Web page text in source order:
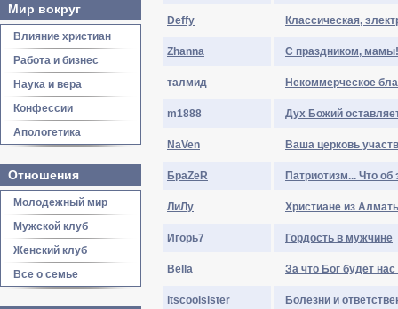
Мир вокруг
Влияние христиан
Работа и бизнес
Наука и вера
Конфессии
Апологетика
Отношения
Молодежный мир
Мужской клуб
Женский клуб
Все о семье
Deffy Классическая,
Zhanna С праздником, мамы!
талмид Некоммерческое
m1888 Дух Божий
NaVen Ваша церковь
БраZеR Патриотизм... Что
ЛиЛу Христиане из
Игopь7 Гордость в мужчине
Bella За что Бог будет
itscoolsister Болезни и